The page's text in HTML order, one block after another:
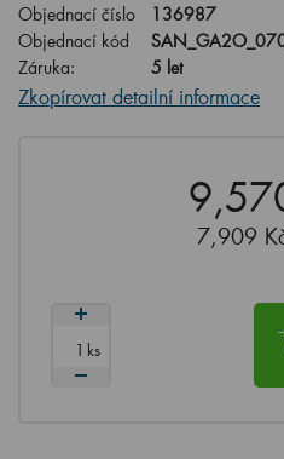
Objednací číslo
136987
Objednací kód
Záruka:
5 let
Zkopírovat detailní informace
7,909
ks